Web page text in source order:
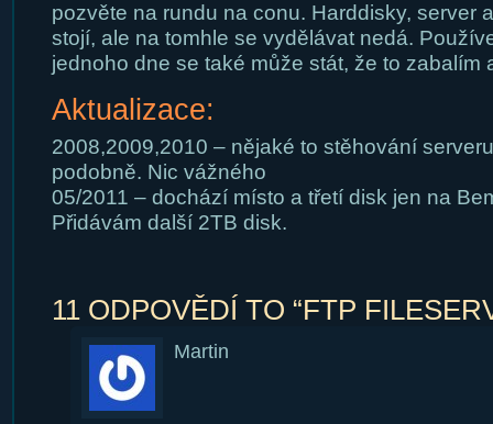
pozvěte na rundu na conu. Harddisky, server
stojí, ale na tomhle se vydělávat nedá.
jednoho dne se také může stát, že to zabalím
Aktualizace:
2008,2009,2010 – nějaké to stěhování
podobně. Nic vážného
05/2011 – dochází místo a třetí disk jen na
Přidávám další 2TB disk.
11 ODPOVĚDÍ TO “FTP
Martin